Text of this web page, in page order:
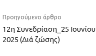
Προηγούμενο άρθρο
12η Συνεδρίαση_25 Ιουνίου
2025 (Διά ζώσης)